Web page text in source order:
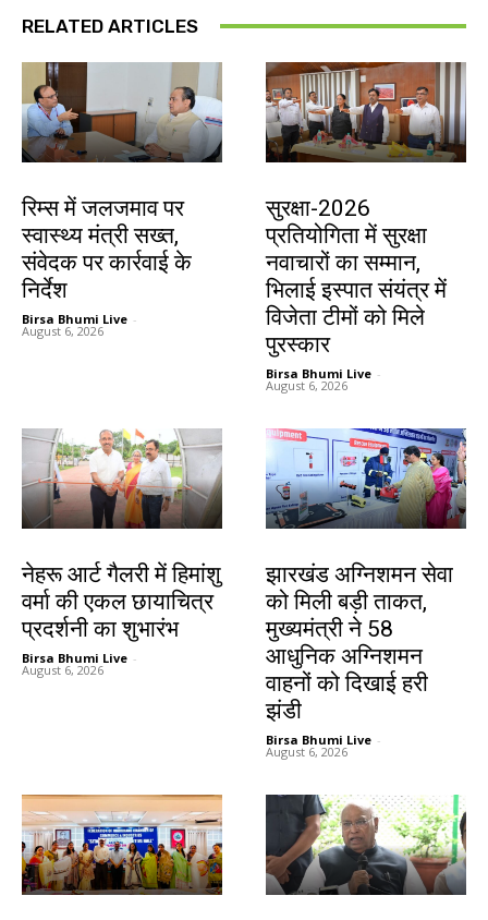
RELATED ARTICLES
रिम्स में जलजमाव पर
स्वास्थ्य मंत्री सख्त,
संवेदक पर कार्रवाई के
निर्देश
Birsa Bhumi Live -
August 6, 2026
सुरक्षा-2026
प्रतियोगिता में सुरक्षा
नवाचारों का सम्मान,
भिलाई इस्पात संयंत्र में
विजेता टीमों को मिले
पुरस्कार
Birsa Bhumi Live -
August 6, 2026
नेहरू आर्ट गैलरी में हिमांशु
वर्मा की एकल छायाचित्र
प्रदर्शनी का शुभारंभ
Birsa Bhumi Live -
August 6, 2026
झारखंड अग्निशमन सेवा
को मिली बड़ी ताकत,
मुख्यमंत्री ने 58
आधुनिक अग्निशमन
वाहनों को दिखाई हरी
झंडी
Birsa Bhumi Live -
August 6, 2026